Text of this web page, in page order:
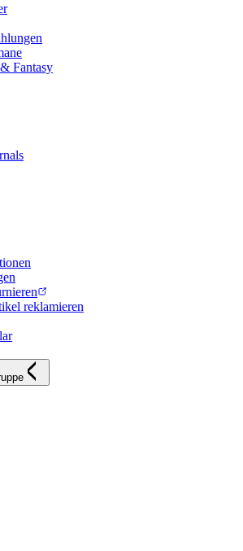
Fantasy
reklamieren